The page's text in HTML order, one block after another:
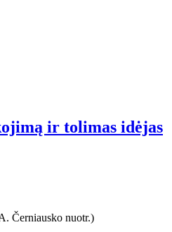
ir tolimas idėjas